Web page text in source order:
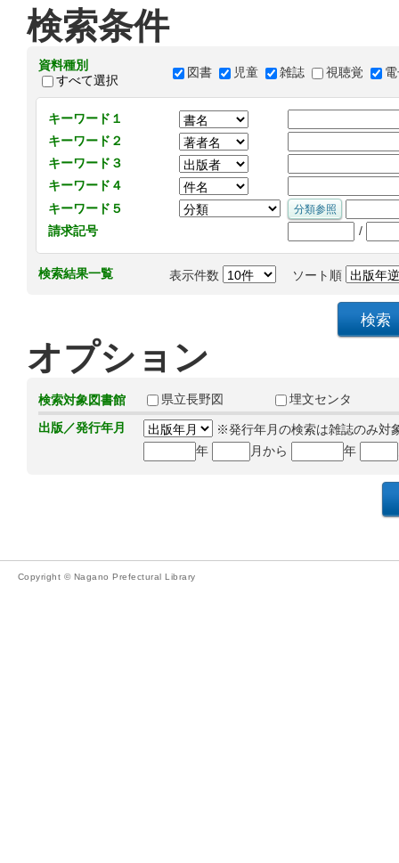
検索条件
資料種別
すべて選択
図書 児童 雑誌 視聴覚
キーワード１
キーワード２
キーワード３
キーワード４
キーワード５
請求記号
/
検索結果一覧 表示件数 ソート順
オプション
検索対象図書館 県立長野図
埋文センタ
出版／発行年月
※発行年月の検索は雑誌のみ対
年
月から 年
Copyright © Nagano Prefectural Library